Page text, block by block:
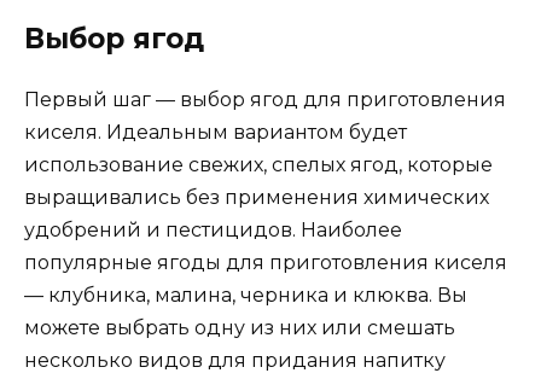
Выбор ягод
Первый шаг — выбор ягод для приготовления
киселя. Идеальным вариантом будет
использование свежих, спелых ягод, которые
выращивались без применения химических
удобрений и пестицидов. Наиболее
популярные ягоды для приготовления киселя
— клубника, малина, черника и клюква. Вы
можете выбрать одну из них или смешать
несколько видов для придания напитку